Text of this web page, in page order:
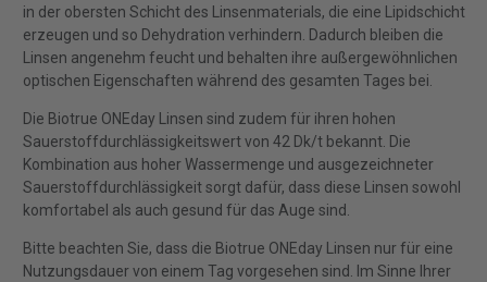
in der obersten Schicht des Linsenmaterials, die eine Lipidschicht
erzeugen und so Dehydration verhindern. Dadurch bleiben die
Linsen angenehm feucht und behalten ihre außergewöhnlichen
optischen Eigenschaften während des gesamten Tages bei.
Die Biotrue ONEday Linsen sind zudem für ihren hohen
Sauerstoffdurchlässigkeitswert von 42 Dk/t bekannt. Die
Kombination aus hoher Wassermenge und ausgezeichneter
Sauerstoffdurchlässigkeit sorgt dafür, dass diese Linsen sowohl
komfortabel als auch gesund für das Auge sind.
Bitte beachten Sie, dass die Biotrue ONEday Linsen nur für eine
Nutzungsdauer von einem Tag vorgesehen sind. Im Sinne Ihrer